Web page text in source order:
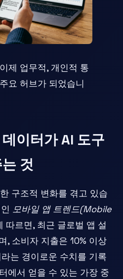
제 업무적, 개인적 통
요 허브가 되었습니
이터가 AI 도구
것
구조적 변화를 겪고 있습
모바일 앱 트렌드(Mobile
따르면, 최근 글로벌 앱 설
, 소비자 지출은 10% 이상
는 경이로운 수치를 기록
에서 얻을 수 있는 가장 중